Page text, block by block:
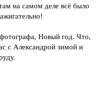
на самом деле всё было
Новый год. Что,
с Александрой зимой и